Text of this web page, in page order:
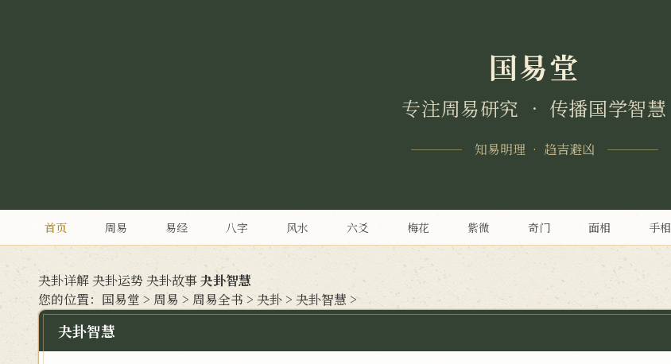
国易堂
专注周易研究 • 传播国学智慧
知易明理 • 趋吉避凶
首页 周易 易经 八字 风水 六爻 梅花 紫微 奇门 面相 手相
夬卦详解夬卦运势 夬卦故事夬卦智慧
您的位置： 国易堂 > 周易 > 周易全书 > 夬卦 > 夬卦智慧 >
夬卦智慧